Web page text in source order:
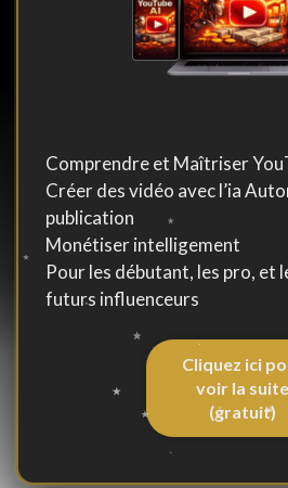
Comprendre et Maîtriser
Créer des vidéo avec l’ia
publication
Monétiser intelligement
Pour les débutant, les pro, et
futurs influenceurs
Cliquez ici
voir la suite
(gratuit)